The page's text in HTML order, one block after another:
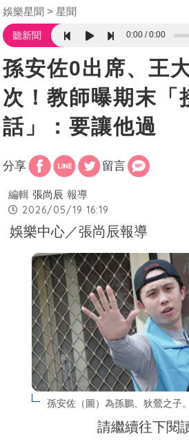
娛樂星聞 星聞
聽新聞 0:00 0:00
孫安佐0出席、王
次！教師曝期末「
話」：要讓他過
分享 留言
編輯 張尚辰 報導
2026/05/19 16:19
娛樂中心／張尚辰報導
孫安佐（圖）為孫鵬、狄鶯之子
請繼續往下閱